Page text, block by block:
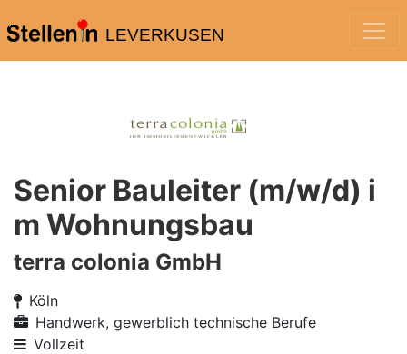
LEVERKUSEN
Senior Bauleiter (m/w/d) i
m Wohnungsbau
terra colonia GmbH
Köln
Handwerk, gewerblich technische Berufe
Vollzeit